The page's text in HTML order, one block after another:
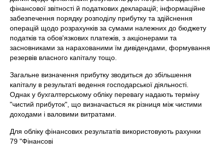
фінансової звітності й податкових декларацій; інформаційне
забезпечення порядку розподілу прибутку та здійснення
операцій щодо розрахунків за сумами належних до бюджету
податків та обов'язкових платежів, з акціонерами та
засновниками за нарахованими їм дивідендами, формування
резервів власного капіталу тощо.
Загальне визначення прибутку зводиться до збільшення
капіталу в результаті ведення господарської діяльності.
Однак у бухгалтерському обліку перевагу надають терміну
"чистий прибуток", що визначається як різниця між чистими
доходами і валовими витратами.
Для обліку фінансових результатів використовують рахунки
79 "Фінансові